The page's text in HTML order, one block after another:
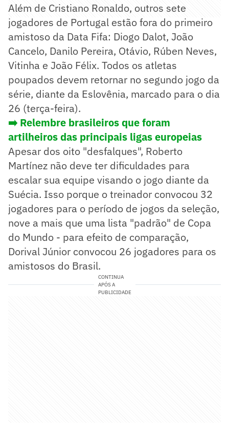
Além de Cristiano Ronaldo, outros sete
jogadores de Portugal estão fora do primeiro
amistoso da Data Fifa: Diogo Dalot, João
Cancelo, Danilo Pereira, Otávio, Rúben Neves,
Vitinha e João Félix. Todos os atletas
poupados devem retornar no segundo jogo da
série, diante da Eslovênia, marcado para o dia
26 (terça-feira).
➡️ Relembre brasileiros que foram
artilheiros das principais ligas europeias
Apesar dos oito "desfalques", Roberto
Martínez não deve ter dificuldades para
escalar sua equipe visando o jogo diante da
Suécia. Isso porque o treinador convocou 32
jogadores para o período de jogos da seleção,
nove a mais que uma lista "padrão" de Copa
do Mundo - para efeito de comparação,
Dorival Júnior convocou 26 jogadores para os
amistosos do Brasil.
CONTINUA
APÓS A
PUBLICIDADE